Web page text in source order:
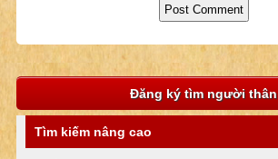
Đăng ký tìm người thân
Tìm kiếm nâng cao